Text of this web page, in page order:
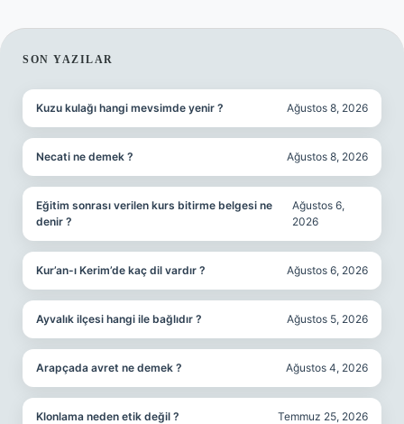
SIDEBAR
SON YAZILAR
Kuzu kulağı hangi mevsimde yenir ? Ağustos 8, 2026
Necati ne demek ? Ağustos 8, 2026
Eğitim sonrası verilen kurs bitirme belgesi ne
denir ?
Ağustos 6,
2026
Kur’an-ı Kerim’de kaç dil vardır ? Ağustos 6, 2026
Ayvalık ilçesi hangi ile bağlıdır ? Ağustos 5, 2026
Arapçada avret ne demek ? Ağustos 4, 2026
Klonlama neden etik değil ? Temmuz 25, 2026